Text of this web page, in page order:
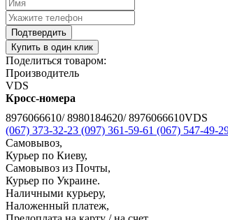
Подтвердить
Купить в один клик
Поделиться товаром:
Производитель
VDS
Кросс-номера
8976066610/ 8980184620/ 8976066610VDS
(067) 373-32-23 (097) 361-59-61 (067) 547-49-
Самовывоз,
Курьер по Киеву,
Самовывоз из Почты,
Курьер по Украине.
Наличными курьеру,
Наложенный платеж,